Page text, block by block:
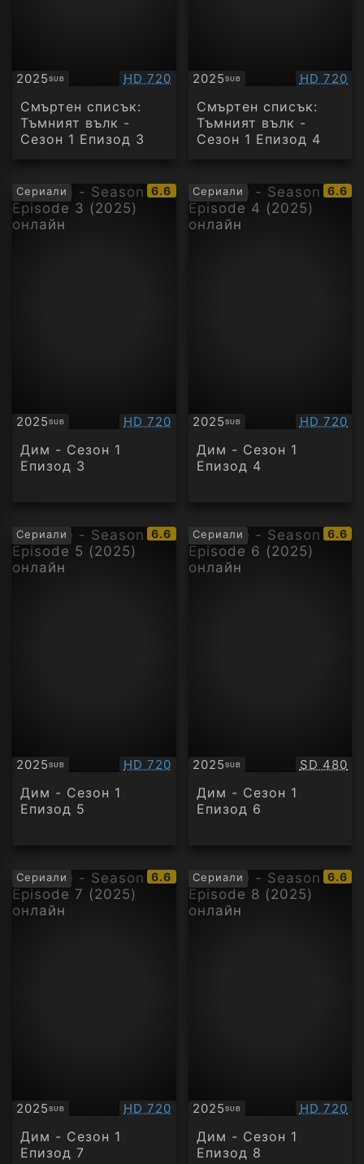
2025SUB
Субтитри Качество:
HD 720
Смъртен списък:
Тъмният вълк -
Сезон 1 Епизод 3
2025SUB
Субтитри HD 720
Смъртен списък:
Тъмният вълк -
Сезон 1 Епизод 4
Сериали
IMDb
рейтинг:
6.6
2025SUB
Субтитри Качество:
HD 720
Дим - Сезон 1
Епизод 3
Сериали
IMDb
6.6
2025SUB
Субтитри HD 720
Дим - Сезон 1
Епизод 4
Сериали
IMDb
рейтинг:
6.6
2025SUB
Субтитри Качество:
HD 720
Дим - Сезон 1
Епизод 5
Сериали
IMDb
6.6
2025SUB
Субтитри SD 480
Дим - Сезон 1
Епизод 6
Сериали
IMDb
рейтинг:
6.6
2025SUB
Субтитри Качество:
HD 720
Дим - Сезон 1
Епизод 7
Сериали
IMDb
6.6
2025SUB
Субтитри HD 720
Дим - Сезон 1
Епизод 8